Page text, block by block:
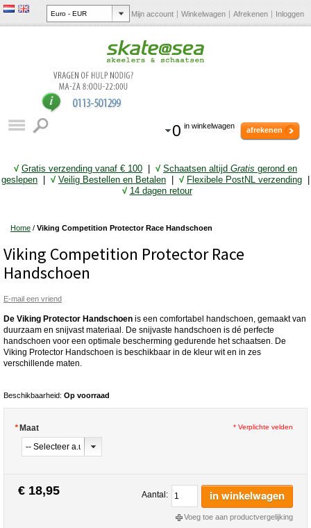
Mijn account Winkelwagen Afrekenen Inloggen
0 in winkelwagen afrekenen
√ Gratis verzending vanaf € 100 √ Schaatsen altijd Gratis gerond en
geslepen
√ Veilig Bestellen en Betalen √ Flexibele PostNL verzending
√ 14 dagen retour
Home / Viking Competition Protector Race Handschoen
Viking Competition Protector Race
Handschoen
E-mail een vriend
De Viking Protector Handschoen is een comfortabel handschoen, gemaakt van
duurzaam en snijvast materiaal. De snijvaste handschoen is dé perfecte
handschoen voor een optimale bescherming gedurende het schaatsen. De
Viking Protector Handschoen is beschikbaar in de kleur wit en in zes
verschillende maten.
Beschikbaarheid: Op voorraad
*Maat * Verplichte velden
€ 18,95 Aantal: in winkelwagen
Voeg toe aan productvergelijking